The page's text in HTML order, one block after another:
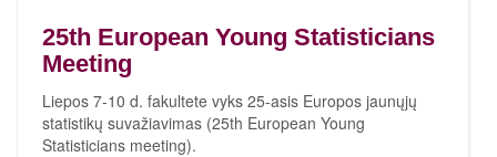
25th European Young Statisticians
Meeting
Liepos 7-10 d. fakultete vyks 25-asis Europos jaunųjų
statistikų suvažiavimas (25th European Young
Statisticians meeting).